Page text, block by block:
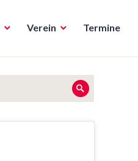
Verein Termine
Suche